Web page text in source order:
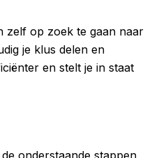
zelf op zoek te gaan naar
je klus delen en
en stelt je in staat
onderstaande stappen